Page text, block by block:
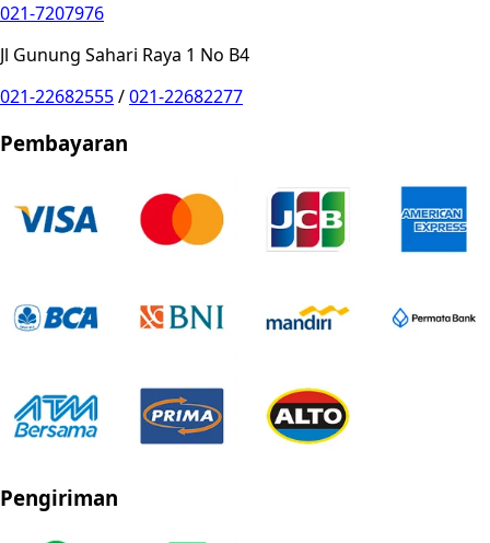
021-7207976
Jl Gunung Sahari Raya 1 No B4
021-22682555/021-22682277
Pembayaran
Pengiriman